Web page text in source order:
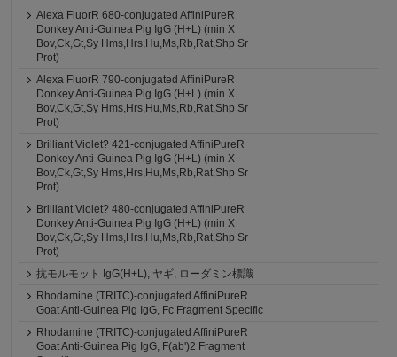
Alexa FluorR 680-conjugated AffiniPureR
Donkey Anti-Guinea Pig IgG (H+L) (min X
Bov,Ck,Gt,Sy Hms,Hrs,Hu,Ms,Rb,Rat,Shp Sr
Prot)
Alexa FluorR 790-conjugated AffiniPureR
Donkey Anti-Guinea Pig IgG (H+L) (min X
Bov,Ck,Gt,Sy Hms,Hrs,Hu,Ms,Rb,Rat,Shp Sr
Prot)
Brilliant Violet? 421-conjugated AffiniPureR
Donkey Anti-Guinea Pig IgG (H+L) (min X
Bov,Ck,Gt,Sy Hms,Hrs,Hu,Ms,Rb,Rat,Shp Sr
Prot)
Brilliant Violet? 480-conjugated AffiniPureR
Donkey Anti-Guinea Pig IgG (H+L) (min X
Bov,Ck,Gt,Sy Hms,Hrs,Hu,Ms,Rb,Rat,Shp Sr
Prot)
抗モルモット IgG(H+L), ヤギ, ローダミン標識
Rhodamine (TRITC)-conjugated AffiniPureR
Goat Anti-Guinea Pig IgG, Fc Fragment Specific
Rhodamine (TRITC)-conjugated AffiniPureR
Goat Anti-Guinea Pig IgG, F(ab')2 Fragment